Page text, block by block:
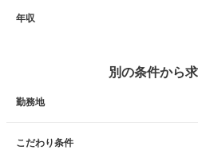
年収
別の条件から
勤務地
こだわり条件